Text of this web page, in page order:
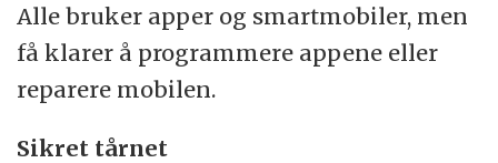
Alle bruker apper og smartmobiler, men
få klarer å programmere appene eller
reparere mobilen.
Sikret tårnet